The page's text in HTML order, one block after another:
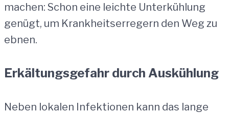
machen: Schon eine leichte Unterkühlung
genügt, um Krankheitserregern den Weg zu
ebnen.
Erkältungsgefahr durch Auskühlung
Neben lokalen Infektionen kann das lange